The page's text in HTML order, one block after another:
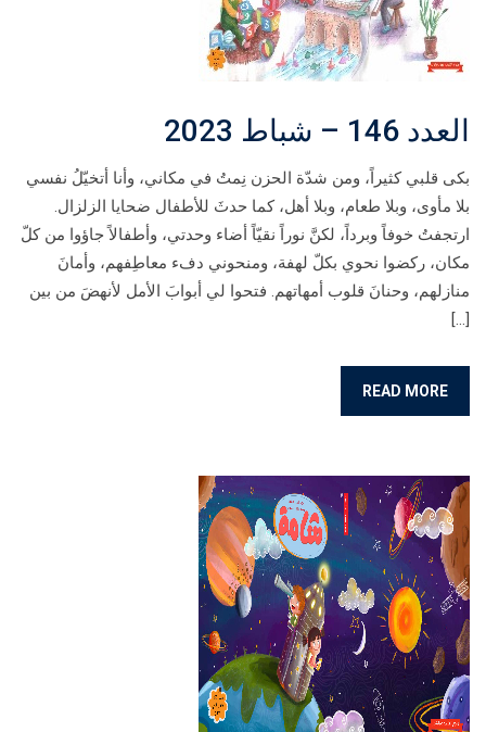
العدد 146 – شباط 2023
بكى قلبي كثيراً، ومن شدّة الحزن نِمتُ في مكاني، وأنا أتخيّلُ نفسي
بلا مأوى، وبلا طعام، وبلا أهل، كما حدثَ للأطفال ضحايا الزلزال.
ارتجفتُ خوفاً وبرداً، لكنَّ نوراً نقيّاً أضاء وحدتي، وأطفالاً جاؤوا من كلّ
مكان، ركضوا نحوي بكلّ لهفة، ومنحوني دفء معاطِفهم، وأمانَ
منازلهم، وحنانَ قلوب أمهاتهم. فتحوا لي أبوابَ الأمل لأنهضَ من بين
[…]
READ MORE